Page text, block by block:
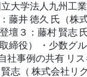
⼤学法⼈九州⼯
藤井 徳久 ⽒（株
壇３：藤村 賢志
締役） ・少数グ
社事例の共有 リ
志（ 株式会社リ